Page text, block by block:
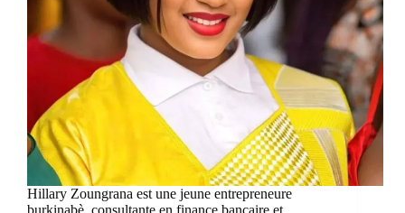
Hillary Zoungrana est une jeune entrepreneure
burkinabè, consultante en finance bancaire et